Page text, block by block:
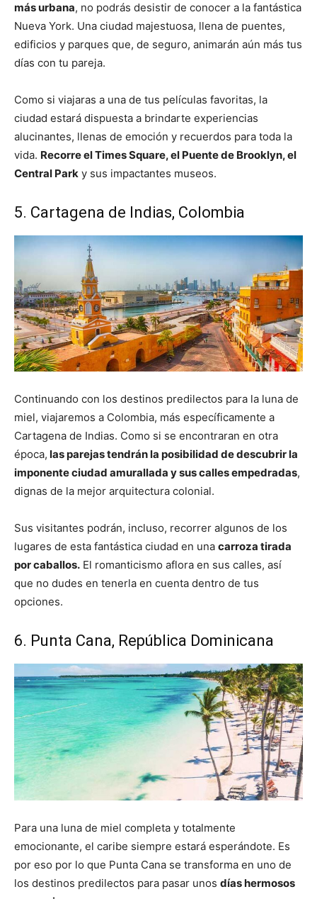
más urbana, no podrás desistir de conocer a la fantástica
Nueva York. Una ciudad majestuosa, llena de puentes,
edificios y parques que, de seguro, animarán aún más tus
días con tu pareja.
Como si viajaras a una de tus películas favoritas, la
ciudad estará dispuesta a brindarte experiencias
alucinantes, llenas de emoción y recuerdos para toda la
vida. Recorre el Times Square, el Puente de Brooklyn, el
Central Park y sus impactantes museos.
5. Cartagena de Indias, Colombia
Continuando con los destinos predilectos para la luna de
miel, viajaremos a Colombia, más específicamente a
Cartagena de Indias. Como si se encontraran en otra
época, las parejas tendrán la posibilidad de descubrir la
imponente ciudad amurallada y sus calles empedradas,
dignas de la mejor arquitectura colonial.
Sus visitantes podrán, incluso, recorrer algunos de los
lugares de esta fantástica ciudad en una carroza tirada
por caballos. El romanticismo aflora en sus calles, así
que no dudes en tenerla en cuenta dentro de tus
opciones.
6. Punta Cana, República Dominicana
Para una luna de miel completa y totalmente
emocionante, el caribe siempre estará esperándote. Es
por eso por lo que Punta Cana se transforma en uno de
los destinos predilectos para pasar unos días hermosos